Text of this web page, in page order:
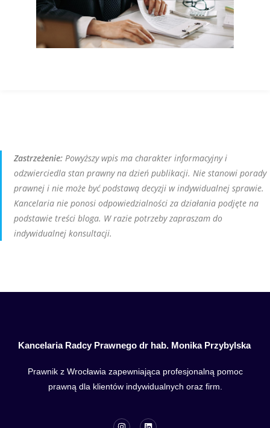
Zastrzeżenie: Powyższy wpis ma charakter informacyjny i
odzwierciedla stan prawny na dzień publikacji. Nie stanowi porady
prawnej i nie może być podstawą decyzji w indywidualnej sprawie.
Kancelaria nie ponosi odpowiedzialności za działania podjęte na
podstawie treści bloga. W razie potrzeby zapraszam do
indywidualnej konsultacji.
Kancelaria Radcy Prawnego dr hab. Monika Przybylska
Prawnik z Wrocławia zapewniająca profesjonalną pomoc
prawną dla klientów indywidualnych oraz firm.